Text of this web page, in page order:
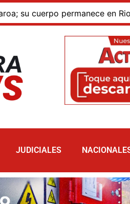
permanece en Riohacha
JUDICIALES